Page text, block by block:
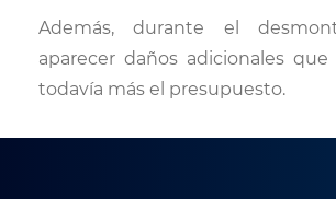
Además, durante el
aparecer daños adicionales
todavía más el presupuesto.